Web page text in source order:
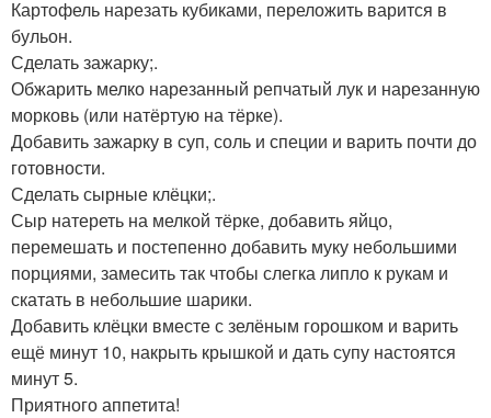
Картофель нарезать кубиками, переложить варится в
бульон.
Сделать зажарку;.
Обжарить мелко нарезанный репчатый лук и нарезанную
морковь (или натёртую на тёрке).
Добавить зажарку в суп, соль и специи и варить почти до
готовности.
Сделать сырные клёцки;.
Сыр натереть на мелкой тёрке, добавить яйцо,
перемешать и постепенно добавить муку небольшими
порциями, замесить так чтобы слегка липло к рукам и
скатать в небольшие шарики.
Добавить клёцки вместе с зелёным горошком и варить
ещё минут 10, накрыть крышкой и дать супу настоятся
минут 5.
Приятного аппетита!